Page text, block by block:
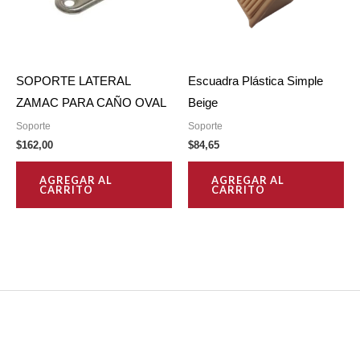
SOPORTE LATERAL
ZAMAC PARA CAÑO OVAL
Soporte
$162,00
AGREGAR AL
CARRITO
Escuadra Plástica Simple
Beige
Soporte
$84,65
AGREGAR AL
CARRITO